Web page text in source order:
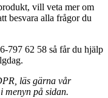
vill veta mer om
besvara alla frågor du
797 62 58 så får du hjälp
läs gärna vår
menyn på sidan.